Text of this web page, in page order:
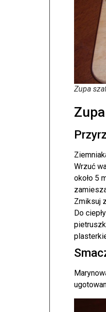
Zupa
Wrzuć
około 5
Zmiksuj
Do